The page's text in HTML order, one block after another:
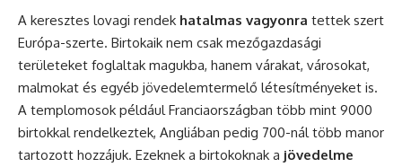
A keresztes lovagi rendek hatalmas vagyonra tettek szert
Európa-szerte. Birtokaik nem csak mezőgazdasági
területeket foglaltak magukba, hanem várakat, városokat,
malmokat és egyéb jövedelemtermelő létesítményeket is.
A templomosok például Franciaországban több mint 9000
birtokkal rendelkeztek, Angliában pedig 700-nál több manor
tartozott hozzájuk. Ezeknek a birtokoknak a jövedelme